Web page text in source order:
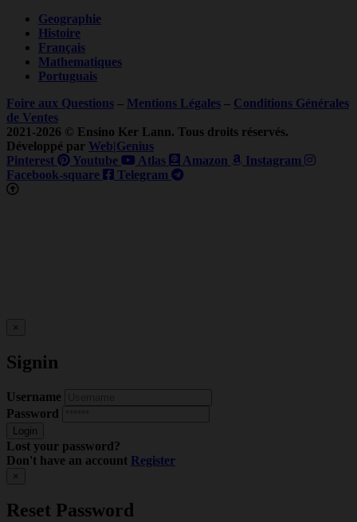
Geographie
Histoire
Français
Mathematiques
Portuguais
Foire aux Questions – Mentions Légales – Conditions Générales
de Ventes
2021-2026 © Ensino Ker Lann. Tous droits réservés.
Développé par Web|Genius
Pinterest
Youtube Atlas Amazon
Instagram
Facebook-square
Telegram
×
Signin
Username
Password
Lost your password?
Don't have an account Register
×
Reset Password